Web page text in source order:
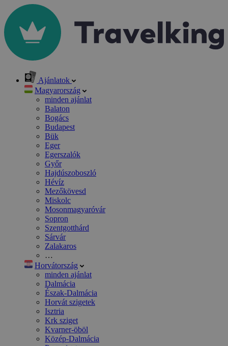
Ajánlatok
Magyarország
minden ajánlat
Balaton
Bogács
Budapest
Bük
Eger
Egerszalók
Győr
Hajdúszoboszló
Hévíz
Mezőkövesd
Miskolc
Mosonmagyaróvár
Sopron
Szentgotthárd
Sárvár
Zalakaros
…
Horvátország
minden ajánlat
Dalmácia
Észak-Dalmácia
Horvát szigetek
Isztria
Krk sziget
Kvarner-öböl
Közép-Dalmácia